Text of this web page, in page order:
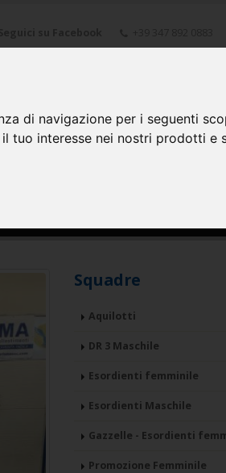
di navigazione per i seguenti
il tuo interesse nei nostri prodotti e
Squadre
Aquilotti
DR 3 Maschile
Esordienti femminile
Esordienti Maschile
Gazzelle - Esordienti
Promozione Femminile